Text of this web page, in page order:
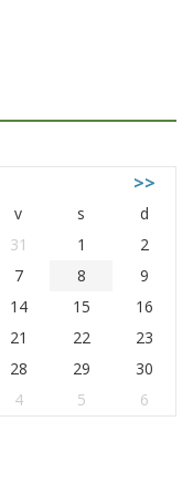
>>
v s
d
31 1
2
7 8
9
14 15
16
21 22
23
28 29
30
4 5 6